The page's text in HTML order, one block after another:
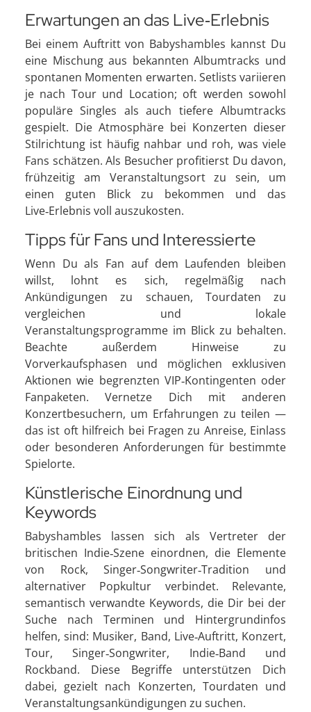
Erwartungen an das Live‑Erlebnis
Bei einem Auftritt von Babyshambles kannst Du
eine Mischung aus bekannten Albumtracks und
spontanen Momenten erwarten. Setlists variieren
je nach Tour und Location; oft werden sowohl
populäre Singles als auch tiefere Albumtracks
gespielt. Die Atmosphäre bei Konzerten dieser
Stilrichtung ist häufig nahbar und roh, was viele
Fans schätzen. Als Besucher profitierst Du davon,
frühzeitig am Veranstaltungsort zu sein, um
einen guten Blick zu bekommen und das
Live‑Erlebnis voll auszukosten.
Tipps für Fans und Interessierte
Wenn Du als Fan auf dem Laufenden bleiben
willst, lohnt es sich, regelmäßig nach
Ankündigungen zu schauen, Tourdaten zu
vergleichen und lokale
Veranstaltungsprogramme im Blick zu behalten.
Beachte außerdem Hinweise zu
Vorverkaufsphasen und möglichen exklusiven
Aktionen wie begrenzten VIP‑Kontingenten oder
Fanpaketen. Vernetze Dich mit anderen
Konzertbesuchern, um Erfahrungen zu teilen —
das ist oft hilfreich bei Fragen zu Anreise, Einlass
oder besonderen Anforderungen für bestimmte
Spielorte.
Künstlerische Einordnung und
Keywords
Babyshambles lassen sich als Vertreter der
britischen Indie‑Szene einordnen, die Elemente
von Rock, Singer‑Songwriter‑Tradition und
alternativer Popkultur verbindet. Relevante,
semantisch verwandte Keywords, die Dir bei der
Suche nach Terminen und Hintergrundinfos
helfen, sind: Musiker, Band, Live‑Auftritt, Konzert,
Tour, Singer‑Songwriter, Indie‑Band und
Rockband. Diese Begriffe unterstützen Dich
dabei, gezielt nach Konzerten, Tourdaten und
Veranstaltungsankündigungen zu suchen.